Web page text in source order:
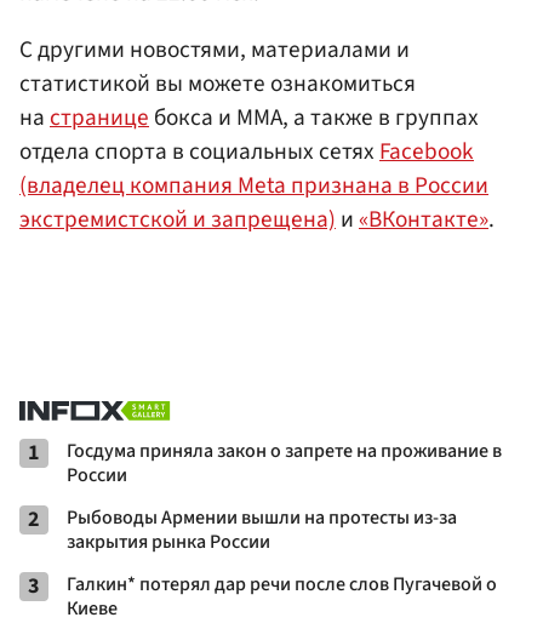
С другими новостями, материалами и
статистикой вы можете ознакомиться
настраницебокса и ММА, а также в группах
отдела спорта в социальных сетяхFacebook
(владелец компания Meta признана в России
экстремистской и запрещена)и«ВКонтакте».
1
Госдума приняла закон о запрете на проживание в
России
2
Рыбоводы Армении вышли на протесты из-за
закрытия рынка России
3
Галкин* потерял дар речи после слов Пугачевой о
Киеве